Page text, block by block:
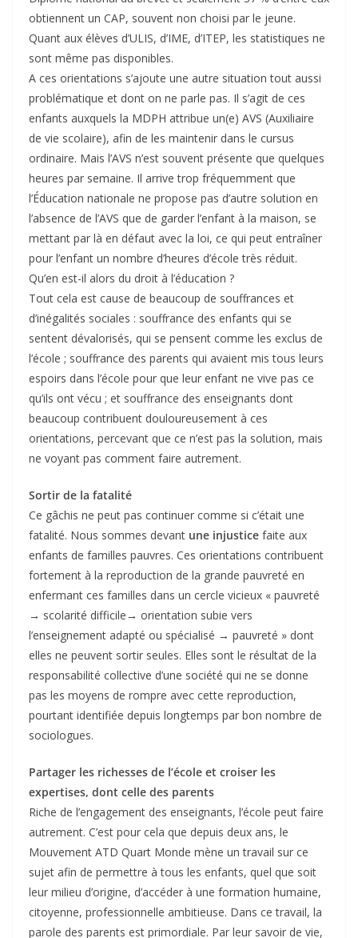
obtiennent un CAP, souvent non choisi par le jeune.
Quant aux élèves d’ULIS, d’IME, d’ITEP, les statistiques ne
sont même pas disponibles.
A ces orientations s’ajoute une autre situation tout aussi
problématique et dont on ne parle pas. Il s’agit de ces
enfants auxquels la MDPH attribue un(e) AVS (Auxiliaire
de vie scolaire), afin de les maintenir dans le cursus
ordinaire. Mais l’AVS n’est souvent présente que quelques
heures par semaine. Il arrive trop fréquemment que
l’Éducation nationale ne propose pas d’autre solution en
l’absence de l’AVS que de garder l’enfant à la maison, se
mettant par là en défaut avec la loi, ce qui peut entraîner
pour l’enfant un nombre d’heures d’école très réduit.
Qu’en est-il alors du droit à l’éducation ?
Tout cela est cause de beaucoup de souffrances et
d’inégalités sociales : souffrance des enfants qui se
sentent dévalorisés, qui se pensent comme les exclus de
l’école ; souffrance des parents qui avaient mis tous leurs
espoirs dans l’école pour que leur enfant ne vive pas ce
qu’ils ont vécu ; et souffrance des enseignants dont
beaucoup contribuent douloureusement à ces
orientations, percevant que ce n’est pas la solution, mais
ne voyant pas comment faire autrement.
Sortir de la fatalité
Ce gâchis ne peut pas continuer comme si c’était une
fatalité. Nous sommes devant une injustice faite aux
enfants de familles pauvres. Ces orientations contribuent
fortement à la reproduction de la grande pauvreté en
enfermant ces familles dans un cercle vicieux « pauvreté
→ scolarité difficile→ orientation subie vers
l’enseignement adapté ou spécialisé → pauvreté » dont
elles ne peuvent sortir seules. Elles sont le résultat de la
responsabilité collective d’une société qui ne se donne
pas les moyens de rompre avec cette reproduction,
pourtant identifiée depuis longtemps par bon nombre de
sociologues.
Partager les richesses de l’école et croiser les
expertises, dont celle des parents
Riche de l’engagement des enseignants, l’école peut faire
autrement. C’est pour cela que depuis deux ans, le
Mouvement ATD Quart Monde mène un travail sur ce
sujet afin de permettre à tous les enfants, quel que soit
leur milieu d’origine, d’accéder à une formation humaine,
citoyenne, professionnelle ambitieuse. Dans ce travail, la
parole des parents est primordiale. Par leur savoir de vie,